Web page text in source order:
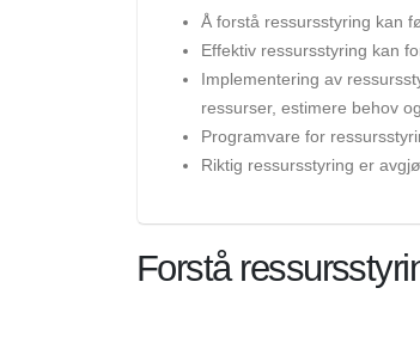
Å forstå ressursstyring kan
Effektiv ressursstyring kan
Implementering av
ressurser, estimere behov
Programvare for
Riktig ressursstyring er
Forstå